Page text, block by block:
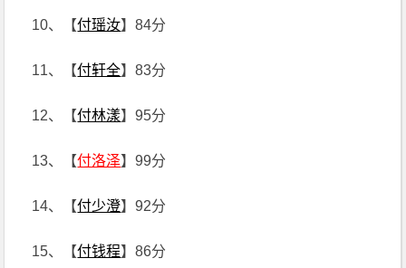
10、【付瑶汝】84分
11、【付轩全】83分
12、【付林漾】95分
13、【付洛泽】99分
14、【付少澄】92分
15、【付钱程】86分